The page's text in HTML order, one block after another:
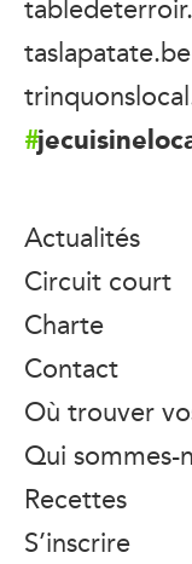
taslapatate.be
Actualités
Circuit court
Charte
Contact
Où trouver
Qui sommes-
Recettes
S’inscrire